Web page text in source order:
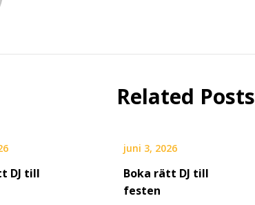
Related Posts
DJ till
juni 3, 2026
Boka rätt DJ till
festen